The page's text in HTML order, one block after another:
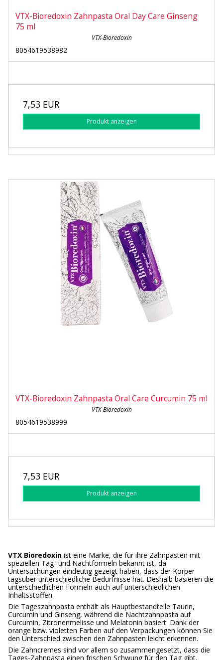
VTX-Bioredoxin Zahnpasta Oral Day Care Ginseng
75 ml
VTX-Bioredoxin
8054619538982
7,53 EUR
Produkt anzeigen
VTX-Bioredoxin Zahnpasta Oral Care Curcumin 75 ml
VTX-Bioredoxin
8054619538999
7,53 EUR
Produkt anzeigen
VTX Bioredoxin ist eine Marke, die für ihre Zahnpasten mit
speziellen Tag- und Nachtformeln bekannt ist, da
Untersuchungen eindeutig gezeigt haben, dass der Körper
tagsüber unterschiedliche Bedürfnisse hat. Deshalb basieren die
unterschiedlichen Formeln auch auf unterschiedlichen
Inhaltsstoffen.
Die Tageszahnpasta enthält als Hauptbestandteile Taurin,
Curcumin und Ginseng, während die Nachtzahnpasta auf
Curcumin, Zitronenmelisse und Melatonin basiert. Dank der
orange bzw. violetten Farben auf den Verpackungen können Sie
den Unterschied zwischen den Zahnpasten leicht erkennen.
Die Zahncremes sind vor allem so zusammengesetzt, dass die
Tages-Zahnpasta einen frischen Schwung für den Tag gibt,